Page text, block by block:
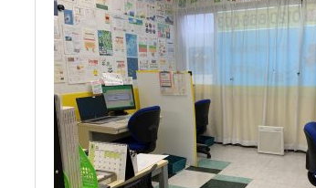
教室案内